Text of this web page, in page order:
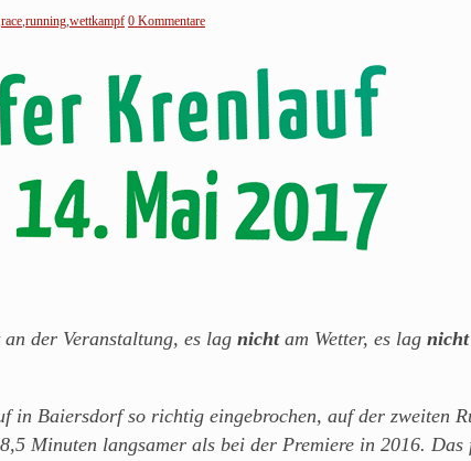
race running wettkampf 0 Kommentare
an der Veranstaltung, es lag nichtam Wetter, es lag nicht
in Baiersdorf so richtig eingebrochen, auf der zweiten
Minuten langsamer als bei der Premiere in 2016.